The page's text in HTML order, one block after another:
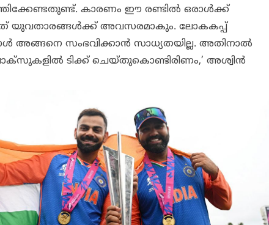
കാരണം ഈ രണ്ടില്‍ ഒരാള്‍ക്ക്
യുവതാരങ്ങള്‍ക്ക് അവസരമാകും. ലോകകപ്പ്
സംഭവിക്കാന്‍ സാധ്യതയില്ല. അതിനാല്‍
ടിക്ക് ചെയ്തുകൊണ്ടിരിണം,’ അശ്വിന്‍